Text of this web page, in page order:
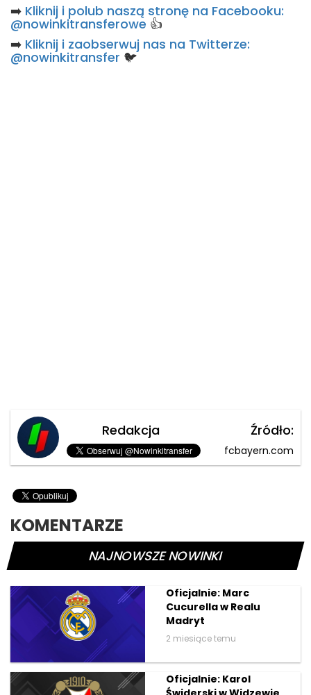
➡️ Kliknij i polub naszą stronę na Facebooku:
@nowinkitransferowe 👍
➡️ Kliknij i zaobserwuj nas na Twitterze:
@nowinkitransfer 🐦
Redakcja Źródło:
fcbayern.com
KOMENTARZE
NAJNOWSZE NOWINKI
Oficjalnie: Marc
Cucurella w Realu
Madryt
2 miesiące temu
Oficjalnie: Karol